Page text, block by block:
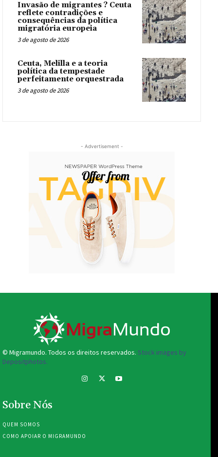
Invasão de migrantes ? Ceuta
reflete contradições e
consequências da política
migratória europeia
3 de agosto de 2026
Ceuta, Melilla e a teoria
política da tempestade
perfeitamente orquestrada
3 de agosto de 2026
- Advertisement -
© Migramundo. Todos os direitos reservados. Stock images by
Depositphotos.
Sobre Nós
QUEM SOMOS
COMO APOIAR O MIGRAMUNDO